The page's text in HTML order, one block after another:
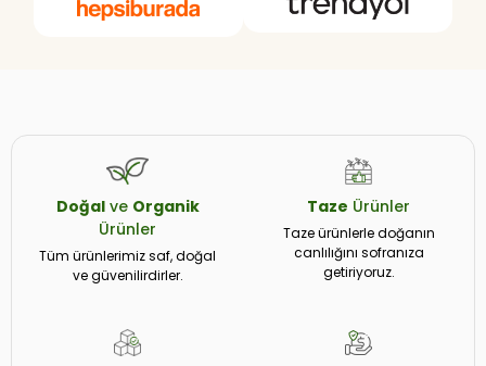
Doğalve Organik
Ürünler
Tüm ürünlerimiz saf, doğal
ve güvenilirdirler.
Taze Ürünler
Taze ürünlerle doğanın
canlılığını sofranıza
getiriyoruz.